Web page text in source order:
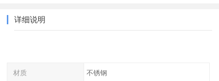
详细说明
材质 不锈钢